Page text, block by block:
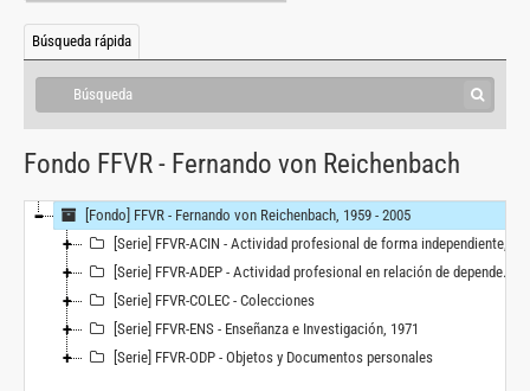
Búsqueda rápida
Fondo FFVR - Fernando von Reichenbach
[Fondo] FFVR - Fernando von Reichenbach, 1959 - 2005
[Serie] FFVR-ACIN - Actividad profesional de forma independiente, 1959
[Serie] FFVR-ADEP - Actividad profesional en relación de dependencia, 1963 - 2005
[Serie] FFVR-COLEC - Colecciones
[Serie] FFVR-ENS - Enseñanza e Investigación, 1971
[Serie] FFVR-ODP - Objetos y Documentos personales